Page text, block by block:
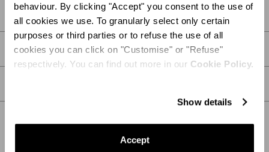
behaviour. By clicking "Accept" you consent to the use of
all cookies we use. To granularly select only certain
purposes or third parties or to refuse the use of all
cookies you can click on "Customise" or "Refuse"
respectively. You can find out more in our Cookie Policy.
Show details
Accept
DETALLES